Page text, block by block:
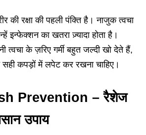
की रक्षा की पहली पंक्ति है। नाजुक त्वचा
इन्फेक्शन का खतरा ज़्यादा होता है।
त्वचा के ज़रिए गर्मी बहुत जल्दी खो देते हैं,
सही कपड़ों में लपेट कर रखना चाहिए।
Prevention – रैशेज
उपाय